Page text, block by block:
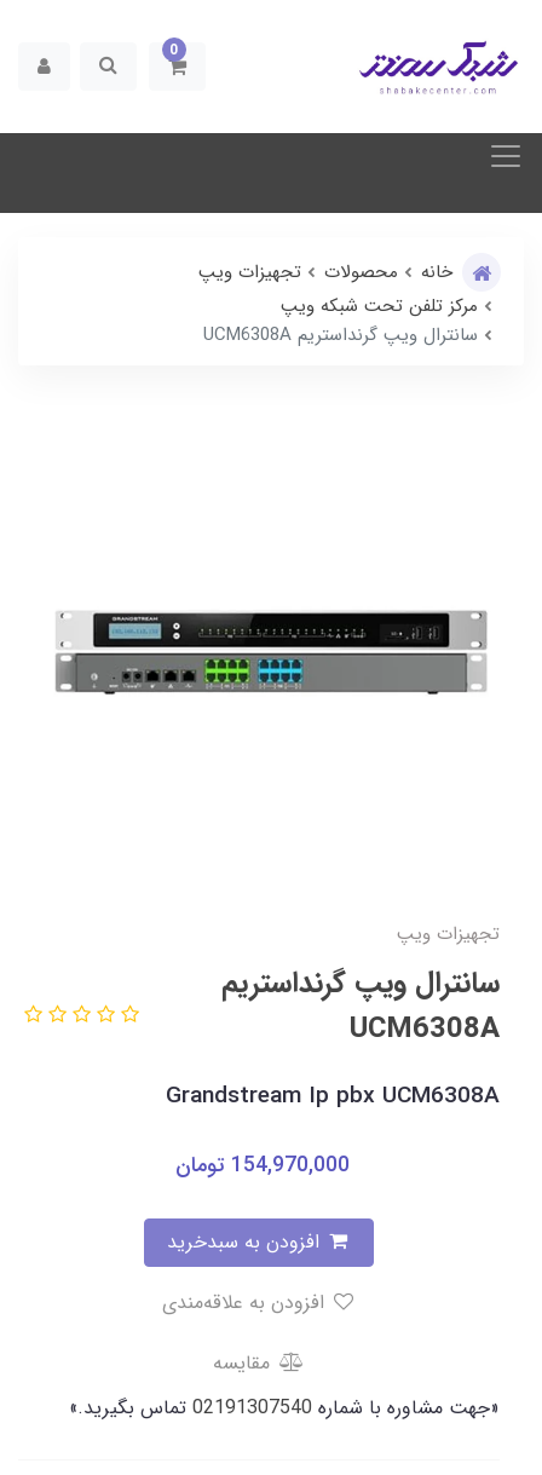
0
خانه محصولات
تجهیزات ویپ
مرکز تلفن تحت شبکه ویپ
سانترال ویپ گرنداستریم UCM6308A
تجهیزات ویپ
سانترال ویپ گرنداستریم
UCM6308A
Grandstream Ip pbx UCM6308A
154,970,000 تومان
مقایسه
«جهت مشاوره با شماره 02191307540 تماس بگیرید.»